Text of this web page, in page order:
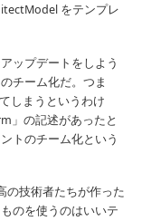
をテンプレ
ップデートをしよう
チーム化だ。つま
しまうというわけ
」の記述があったと
トのチーム化という
の技術者たちが作った
のを使うのはいいテ